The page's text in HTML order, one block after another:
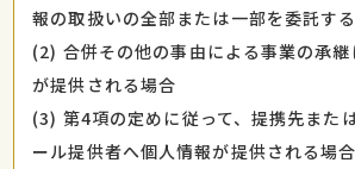
報の取扱いの全部または一部を委託す
(2) 合併その他の事由による事業の承継
が提供される場合
(3) 第4項の定めに従って、提携先また
ール提供者へ個人情報が提供される場合